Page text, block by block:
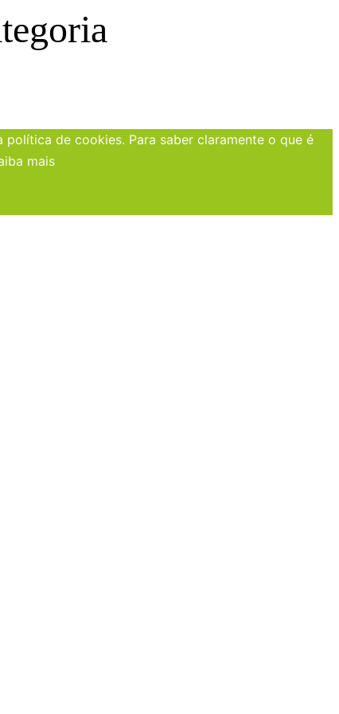
de cookies. Para saber claramente o que é
mais